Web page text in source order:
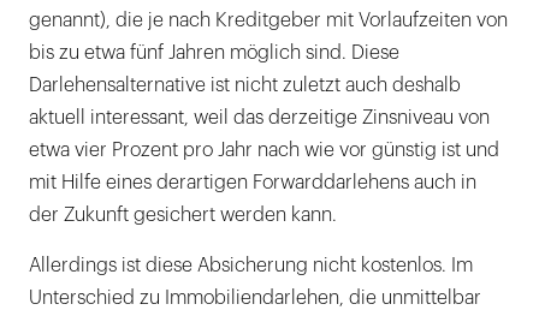
genannt), die je nach Kreditgeber mit Vorlaufzeiten von
bis zu etwa fünf Jahren möglich sind. Diese
Darlehensalternative ist nicht zuletzt auch deshalb
aktuell interessant, weil das derzeitige Zinsniveau von
etwa vier Prozent pro Jahr nach wie vor günstig ist und
mit Hilfe eines derartigen Forwarddarlehens auch in
der Zukunft gesichert werden kann.
Allerdings ist diese Absicherung nicht kostenlos. Im
Unterschied zu Immobiliendarlehen, die unmittelbar